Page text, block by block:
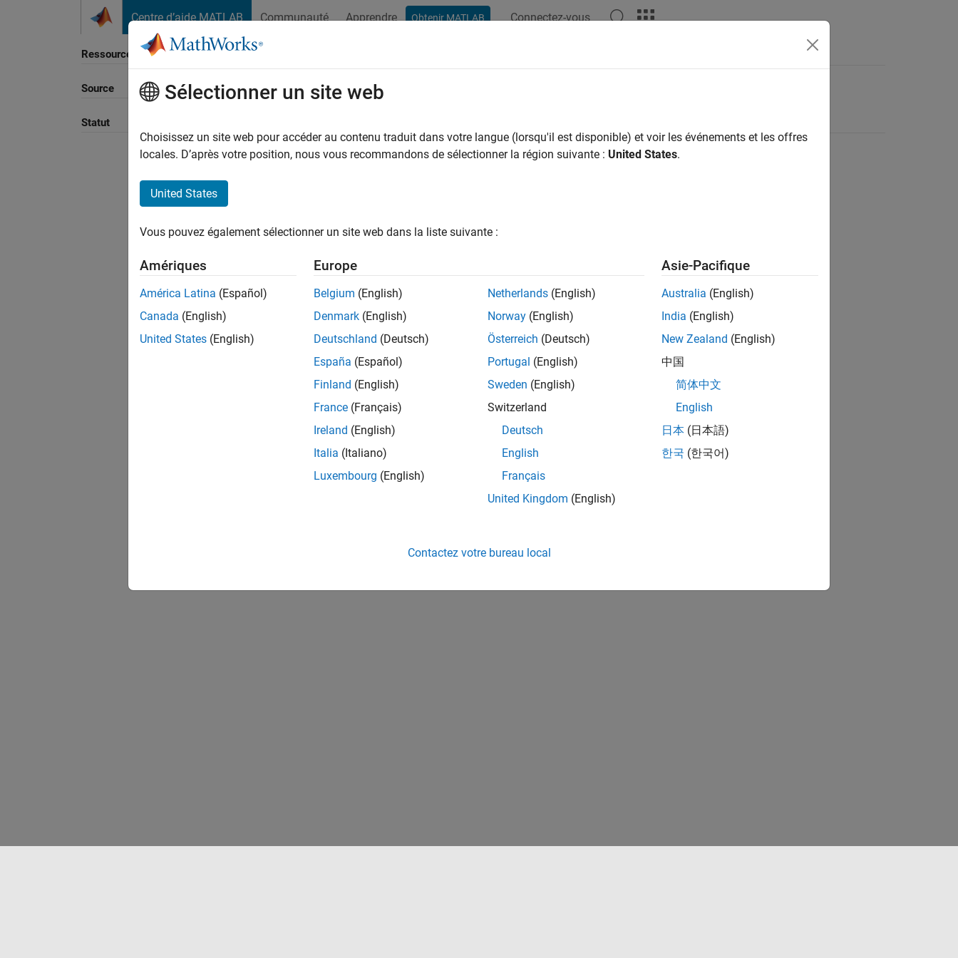
Centre d’aide MATLAB Communauté Apprendre Obtenir MATLAB Connectez-vous
Ressource
Source
Statut
Trier par
Sélectionner un site web
Choisissez un site web pour accéder au contenu traduit dans votre langue (lorsqu'il est disponible) et voir les événements et les offres
locales. D’après votre position, nous vous recommandons de sélectionner la région suivante : United States.
United States
Vous pouvez également sélectionner un site web dans la liste suivante :
Amériques
América Latina (Español)
Canada (English)
United States (English)
Europe
Belgium (English)
Denmark (English)
Deutschland (Deutsch)
España (Español)
Finland (English)
France (Français)
Ireland (English)
Italia (Italiano)
Luxembourg (English)
Netherlands (English)
Norway (English)
Österreich (Deutsch)
Portugal (English)
Sweden (English)
Switzerland
Deutsch
English
Français
United Kingdom (English)
Asie-Pacifique
Australia (English)
India (English)
New Zealand (English)
中国
简体中文
English
日本 (日本語)
한국 (한국어)
Contactez votre bureau local